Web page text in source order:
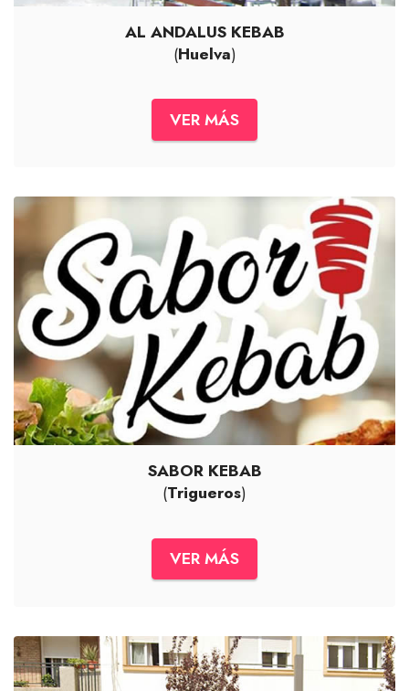
AL ANDALUS KEBAB
(Huelva)
VER MÁS
SABOR KEBAB
(Trigueros)
VER MÁS